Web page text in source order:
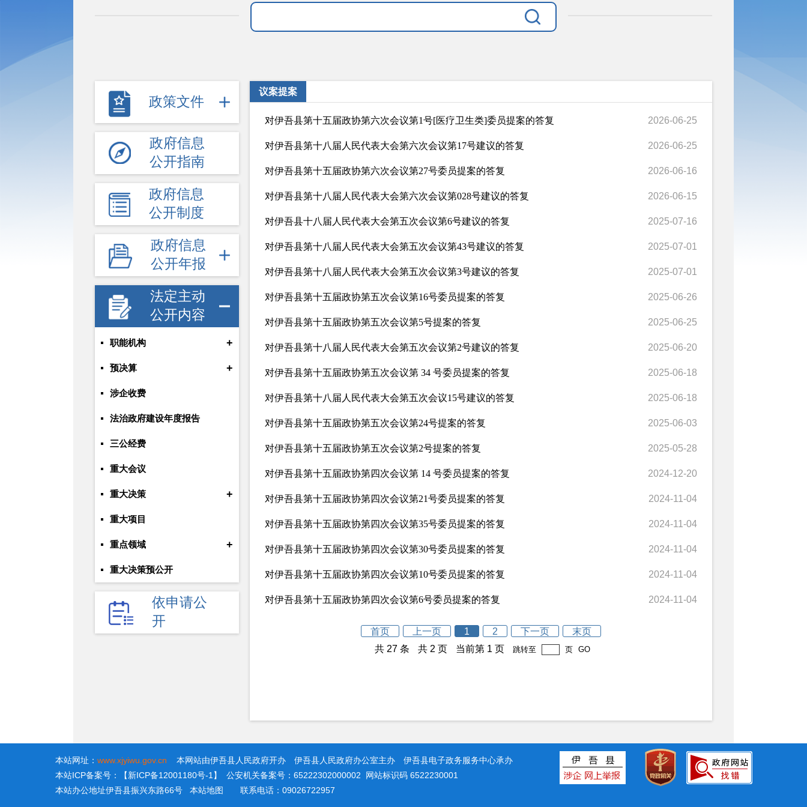
政策文件
政府信息
公开指南
政府信息
公开制度
政府信息
公开年报
法定主动
公开内容
职能机构 +
预决算 +
涉企收费
法治政府建设年度报告
三公经费
重大会议
重大决策 +
重大项目
重点领域 +
重大决策预公开
财政资金直达基层
权责清单
依申请公
开
议案提案
对伊吾县第十五届政协第六次会议第1号[医疗卫生类]委员提案的答复 2026-06-25
对伊吾县第十八届人民代表大会第六次会议第17号建议的答复 2026-06-25
对伊吾县第十五届政协第六次会议第27号委员提案的答复 2026-06-16
对伊吾县第十八届人民代表大会第六次会议第028号建议的答复 2026-06-15
对伊吾县十八届人民代表大会第五次会议第6号建议的答复 2025-07-16
对伊吾县第十八届人民代表大会第五次会议第43号建议的答复 2025-07-01
对伊吾县第十八届人民代表大会第五次会议第3号建议的答复 2025-07-01
对伊吾县第十五届政协第五次会议第16号委员提案的答复 2025-06-26
对伊吾县第十五届政协第五次会议第5号提案的答复 2025-06-25
对伊吾县第十八届人民代表大会第五次会议第2号建议的答复 2025-06-20
对伊吾县第十五届政协第五次会议第 34 号委员提案的答复 2025-06-18
对伊吾县第十八届人民代表大会第五次会议15号建议的答复 2025-06-18
对伊吾县第十五届政协第五次会议第24号提案的答复 2025-06-03
对伊吾县第十五届政协第五次会议第2号提案的答复 2025-05-28
对伊吾县第十五届政协第四次会议第 14 号委员提案的答复 2024-12-20
对伊吾县第十五届政协第四次会议第21号委员提案的答复 2024-11-04
对伊吾县第十五届政协第四次会议第35号委员提案的答复 2024-11-04
对伊吾县第十五届政协第四次会议第30号委员提案的答复 2024-11-04
对伊吾县第十五届政协第四次会议第10号委员提案的答复 2024-11-04
对伊吾县第十五届政协第四次会议第6号委员提案的答复 2024-11-04
首页 上一页 1 2 下一页
末页
共 27 条
共 2 页 当前第 1 页 跳转至 页 GO
本站网址： www.xjyiwu.gov.cn 本网站由伊吾县人民政府开办 伊吾县人民政府办公室主办 伊吾县电子政务服务中心承办
本站ICP备案号：【新ICP备12001180号-1】 公安机关备案号：65222302000002 网站标识码 6522230001
本站办公地址伊吾县振兴东路66号 本站地图 联系电话：09026722957